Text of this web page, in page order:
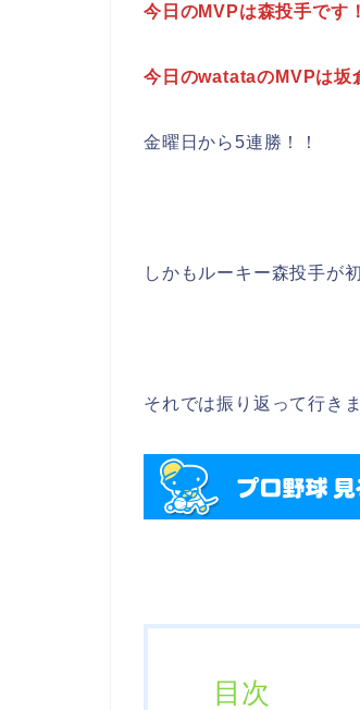
今日のMVPは森投手です！
今日のwatataのMVPは坂
金曜日から5連勝！！
しかもルーキー森投手が
それでは振り返って行き
目次